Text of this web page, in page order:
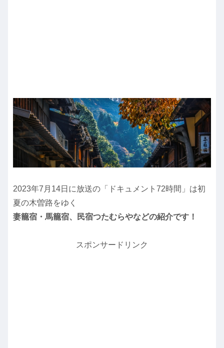
2023年7月14日に放送の「ドキュメント72時間」は初
夏の木曽路をゆく
妻籠宿・馬籠宿、民宿つたむらやなどの紹介です！
スポンサードリンク